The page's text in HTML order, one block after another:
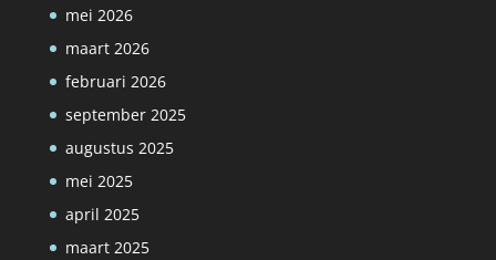
mei 2026
maart 2026
februari 2026
september 2025
augustus 2025
mei 2025
april 2025
maart 2025